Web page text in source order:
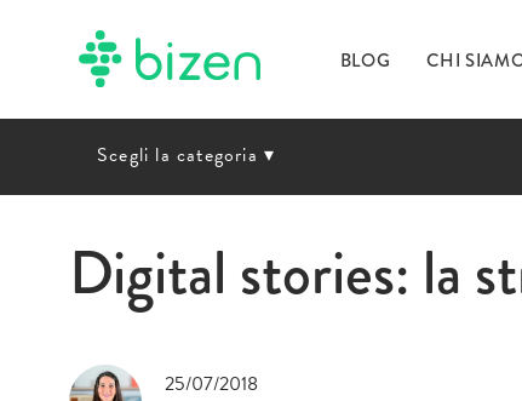
BLOG CHI
Scegli la categoria ▾
Digital stories: la
25/07/2018